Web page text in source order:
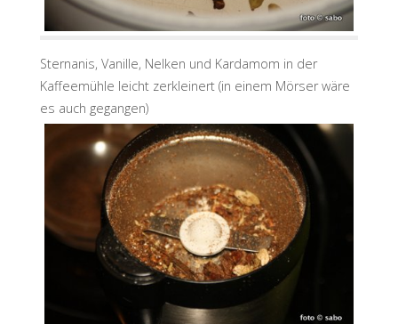
Sternanis, Vanille, Nelken und Kardamom in der
Kaffeemühle leicht zerkleinert (in einem Mörser wäre
es auch gegangen)